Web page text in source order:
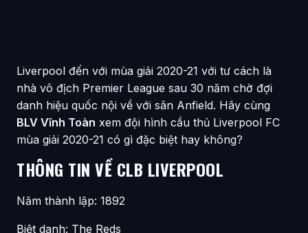
Liverpool đến với mùa giải 2020-21 với tư cách là
nhà vô địch Premier League sau 30 năm chờ đợi
danh hiệu quốc nội về với sân Anfield. Hãy cùng
BLV Vĩnh Toàn xem đội hình cầu thủ Liverpool FC
mùa giải 2020-21 có gì đặc biệt hay không?
THÔNG TIN VỀ CLB LIVERPOOL
Năm thành lập: 1892
Biệt danh: The Reds